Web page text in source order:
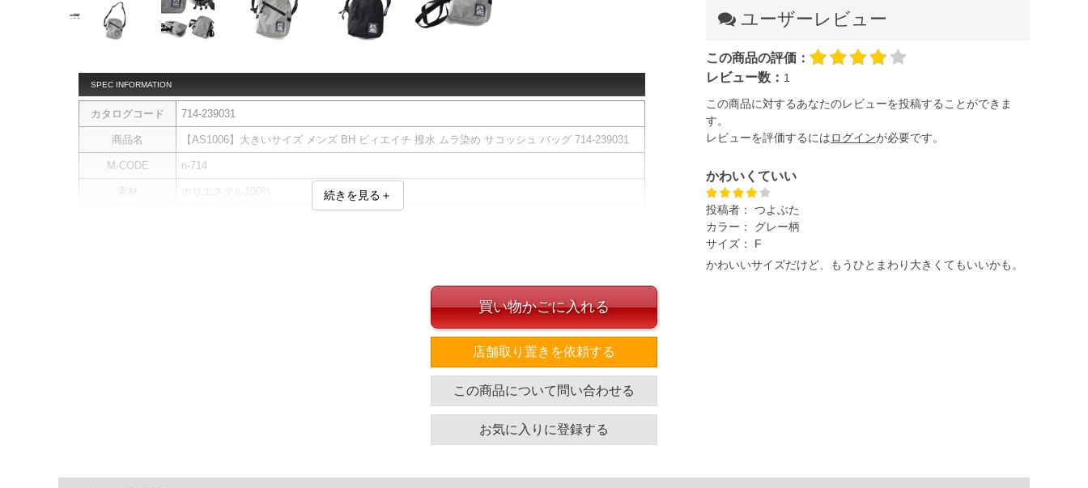
SPEC INFORMATION
カタログコード 714-239031
商品名 【AS1006】大きいサイズ メンズ BH ビィエイチ 撥水 ムラ染め サコッシュ バッグ 714-239031
M-CODE n-714
ポリエステル100%
横 マチ
16
8.0
単位はcm
※商品によって若干のサイズの誤差がございます。また、お客様がご使用の環境（コンピュータ画
面）によって、商品の色味が若干異なる場合がございます。予めご了承ください。
※上記サイズが実際の商品に付いているタグのサイズ表記と異なる場合があります。お取り扱い前に
※当店での掲載商品は、実店鋪と在庫を共用しておりますので店頭での売り違い、店舗からのお取り
続きを見る＋
ユーザーレビュー
この商品の評価：
レビュー数： 1
この商品に対するあなたのレビューを投稿することができま
す。
レビューを評価するにはログインが必要です。
かわいくていい
投稿者：
つよぶた
カラー：
グレー柄
サイズ：
F
かわいいサイズだけど、もうひとまわり大きくてもいいかも。
買い物かごに入れる
店舗取り置きを依頼する
この商品について問い合わせる
お気に入りに登録する